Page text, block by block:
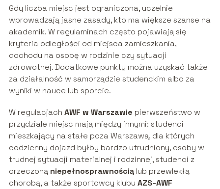
Gdy liczba miejsc jest ograniczona, uczelnie
wprowadzają jasne zasady, kto ma większe szanse na
akademik. W regulaminach często pojawiają się
kryteria odległości od miejsca zamieszkania,
dochodu na osobę w rodzinie czy sytuacji
zdrowotnej. Dodatkowe punkty można uzyskać także
za działalność w samorządzie studenckim albo za
wyniki w nauce lub sporcie.
W regulacjach AWF w Warszawie pierwszeństwo w
przydziale miejsc mają między innymi: studenci
mieszkający na stałe poza Warszawą, dla których
codzienny dojazd byłby bardzo utrudniony, osoby w
trudnej sytuacji materialnej i rodzinnej, studenci z
orzeczoną niepełnosprawnościąlub przewlekłą
chorobą, a także sportowcy klubu AZS-AWF